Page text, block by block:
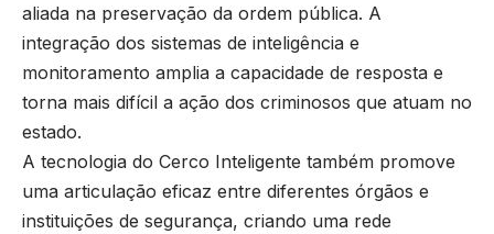
aliada na preservação da ordem pública. A
integração dos sistemas de inteligência e
monitoramento amplia a capacidade de resposta e
torna mais difícil a ação dos criminosos que atuam no
estado.
A tecnologia do Cerco Inteligente também promove
uma articulação eficaz entre diferentes órgãos e
instituições de segurança, criando uma rede